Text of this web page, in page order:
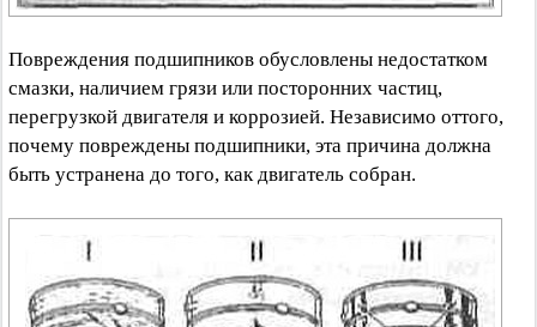
Повреждения подшипников обусловлены недостатком
смазки, наличием грязи или посторонних частиц,
перегрузкой двигателя и коррозией. Независимо оттого,
почему повреждены подшипники, эта причина должна
быть устранена до того, как двигатель собран.